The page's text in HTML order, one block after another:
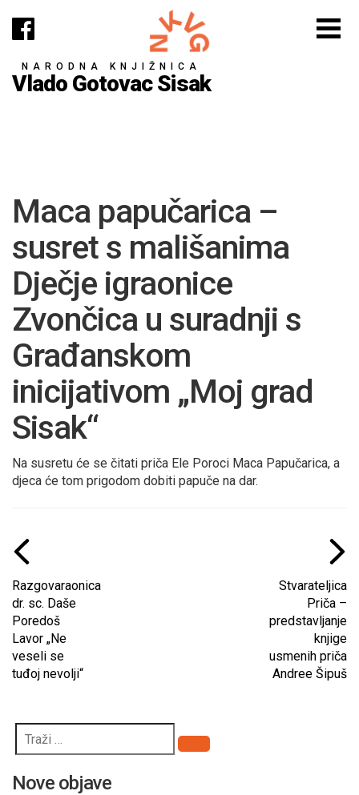
NARODNA KNJIŽNICA
Vlado Gotovac Sisak
Maca papučarica –
susret s mališanima
Dječje igraonice
Zvončica u suradnji s
Građanskom
inicijativom „Moj grad
Sisak“
Na susretu će se čitati priča Ele Poroci Maca Papučarica, a
djeca će tom prigodom dobiti papuče na dar.
Razgovaraonica
dr. sc. Daše
Poredoš
Lavor „Ne
veseli se
tuđoj nevolji“
Stvarateljica
Priča –
predstavljanje
knjige
usmenih priča
Andree Šipuš
Pretraži
Nove objave